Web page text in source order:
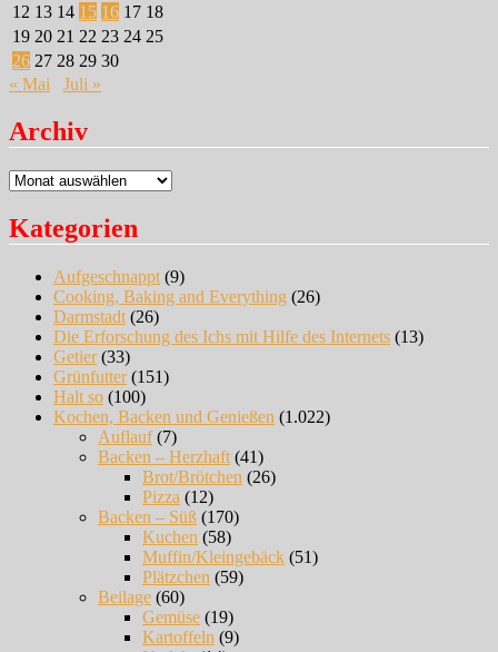
12 13 14 15 16 17 18
19 20 21 22 23 24 25
26 27 28 29 30
« Mai
Juli »
Archiv
Archiv
Kategorien
Aufgeschnappt (9)
Cooking, Baking and Everything (26)
Darmstadt (26)
Die Erforschung des Ichs mit Hilfe des Internets (13)
Getier(33)
Grünfutter(151)
Halt so (100)
Kochen, Backen und Genießen (1.022)
Auflauf(7)
Backen – Herzhaft (41)
Brot/Brötchen (26)
Pizza (12)
Backen – Süß (170)
Kuchen (58)
Muffin/Kleingebäck (51)
Plätzchen (59)
Beilage (60)
Gemüse (19)
Kartoffeln (9)